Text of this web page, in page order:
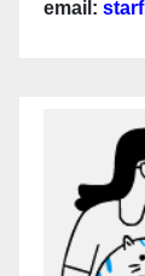
email: